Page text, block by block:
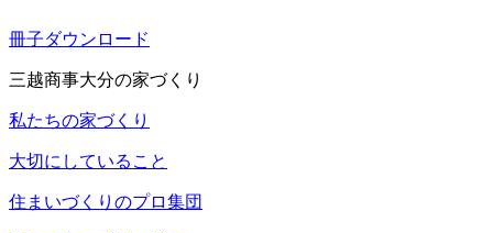
冊子ダウンロード
三越商事大分の家づくり
私たちの家づくり
大切にしていること
住まいづくりのプロ集団